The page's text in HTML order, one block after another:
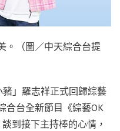
。（圖／中天綜合台提
豬」羅志祥正式回歸綜藝
合台全新節目《綜藝OK
到接下主持棒的心情，